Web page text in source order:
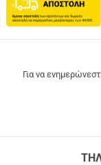
ΜΕΤΑΦΟΡΙΚΑ
άνω
Για να